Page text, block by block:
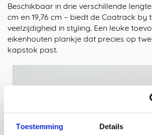
Toestemming Details
Beschikbaar in drie verschillende
cm en 19,76 cm – biedt de Coatrack by
veelzijdigheid in styling. Een leuke
eikenhouten plankje dat precies op
kapstok past.